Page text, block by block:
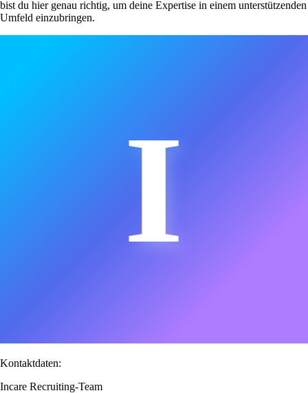
bist du hier genau richtig, um deine Expertise in einem unterstützenden
Umfeld einzubringen.
I
Kontaktdaten:
Incare Recruiting-Team